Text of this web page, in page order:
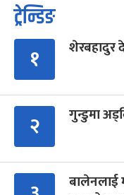
ट्रेन्डिङ
१ शेरबहादुर
२ गुन्डुमा
बालेनलाई